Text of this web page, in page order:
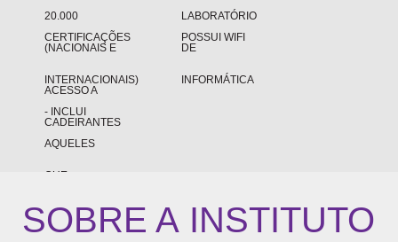
20.000
(NACIONAIS E
INTERNACIONAIS)
- INCLUI
AQUELES
QUE
ESTUDAM A
LABORATÓRIO
DE
INFORMÁTICA
CERTIFICAÇÕES POSSUI WIFI
ACESSO A
CADEIRANTES
SOBRE A INSTITUTO